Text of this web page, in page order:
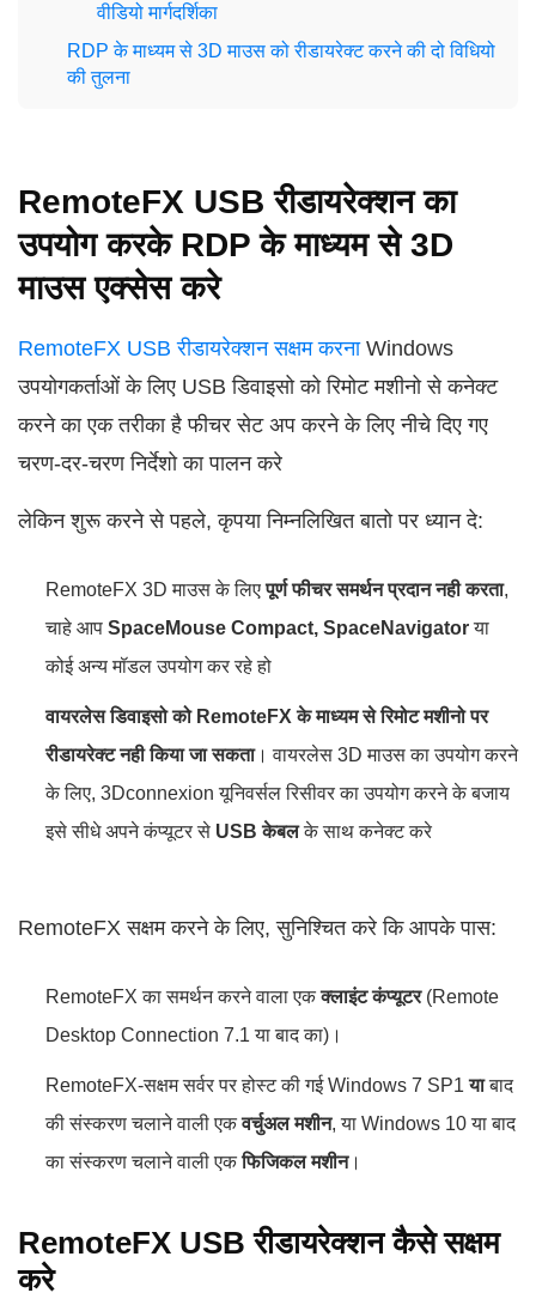
वीडियो मार्गदर्शिका
RDP के माध्यम से 3D माउस को रीडायरेक्ट करने की दो विधियो
की तुलना
RemoteFX USB रीडायरेक्शन का
उपयोग करके RDP के माध्यम से 3D
माउस एक्सेस करे
RemoteFX USB रीडायरेक्शन सक्षम करनाWindows
उपयोगकर्ताओं के लिए USB डिवाइसो को रिमोट मशीनो से कनेक्ट
करने का एक तरीका है फीचर सेट अप करने के लिए नीचे दिए गए
चरण-दर-चरण निर्देशो का पालन करे
लेकिन शुरू करने से पहले, कृपया निम्नलिखित बातो पर ध्यान दे:
RemoteFX 3D माउस के लिएपूर्ण फीचर समर्थन प्रदान नही करता,
चाहे आप SpaceMouse Compact, SpaceNavigatorया
कोई अन्य मॉडल उपयोग कर रहे हो
वायरलेस डिवाइसो को RemoteFX के माध्यम से रिमोट मशीनो पर
रीडायरेक्ट नही किया जा सकता। वायरलेस 3D माउस का उपयोग करने
के लिए, 3Dconnexion यूनिवर्सल रिसीवर का उपयोग करने के बजाय
इसे सीधे अपने कंप्यूटर से USB केबलके साथ कनेक्ट करे
RemoteFX सक्षम करने के लिए, सुनिश्चित करे कि आपके पास:
RemoteFX का समर्थन करने वाला एकक्लाइंट कंप्यूटर(Remote
Desktop Connection 7.1 या बाद का)।
RemoteFX-सक्षम सर्वर पर होस्ट की गई Windows 7 SP1याबाद
की संस्करण चलाने वाली एकवर्चुअल मशीन, या Windows 10 या बाद
का संस्करण चलाने वाली एकफिजिकल मशीन।
RemoteFX USB रीडायरेक्शन कैसे सक्षम
करे